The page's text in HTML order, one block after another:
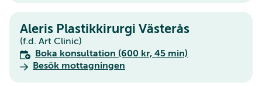
Aleris Plastikkirurgi Västerås
(f.d. Art Clinic)
Boka konsultation (600 kr, 45 min)
Besök mottagningen